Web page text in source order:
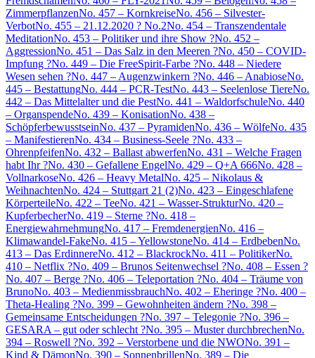
ZimmerpflanzenNo. 457 – KornkreiseNo. 456 – Silvester-
VerbotNo. 455 – 21.12.2020 ? No.2No. 454 – Transzendentale
MeditationNo. 453 – Politiker und ihre Show ?No. 452 –
AggressionNo. 451 – Das Salz in den Meeren ?No. 450 – COVID-
Impfung ?No. 449 – Die FreeSpirit-Farbe ?No. 448 – Niedere
Wesen sehen ?No. 447 – Augenzwinkern ?No. 446 – AnabioseNo.
445 – BestattungNo. 444 – PCR-TestNo. 443 – Seelenlose TiereNo.
442 – Das Mittelalter und die PestNo. 441 – WaldorfschuleNo. 440
– OrganspendeNo. 439 – KonisationNo. 438 –
SchöpferbewusstseinNo. 437 – PyramidenNo. 436 – WölfeNo. 435
– ManifestierenNo. 434 – Business-Seele ?No. 433 –
OhrenpfeifenNo. 432 – Ballast abwerfenNo. 431 – Welche Fragen
habt Ihr ?No. 430 – Gefallene EngelNo. 429 – Q+A 666No. 428 –
VollnarkoseNo. 426 – Heavy MetalNo. 425 – Nikolaus &
WeihnachtenNo. 424 – Stuttgart 21 (2)No. 423 – Eingeschlafene
KörperteileNo. 422 – TeeNo. 421 – Wasser-StrukturNo. 420 –
KupferbecherNo. 419 – Sterne ?No. 418 –
EnergiewahrnehmungNo. 417 – FremdenergienNo. 416 –
Klimawandel-FakeNo. 415 – YellowstoneNo. 414 – ErdbebenNo.
413 – Das ErdinnereNo. 412 – BlackrockNo. 411 – PolitikerNo.
410 – Netflix ?No. 409 – Brunos Seitenwechsel ?No. 408 – Essen ?
No. 407 – Berge ?No. 406 – Teleportation ?No. 404 – Träume von
BrunoNo. 403 – MedienmissbrauchNo. 402 – Eheringe ?No. 400 –
Theta-Healing ?No. 399 – Gewohnheiten ändern ?No. 398 –
Gemeinsame Entscheidungen ?No. 397 – Telegonie ?No. 396 –
GESARA – gut oder schlecht ?No. 395 – Muster durchbrechenNo.
394 – Roswell ?No. 392 – Verstorbene und die NWONo. 391 –
Kind & DämonNo. 390 – SonnenbrillenNo. 389 – Die